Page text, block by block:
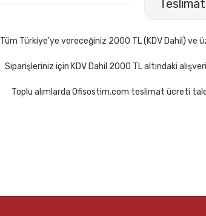
Sepete Ekle
Nova Color NC-4107TU Pembe Boyama
Tüm Türkiye'ye vereceğiniz 2000 TL (KDV Dahil)
Siparişleriniz için KDV Dahil 2000 TL altındaki
Toplu alımlarda Ofisostim.com teslimat ücreti